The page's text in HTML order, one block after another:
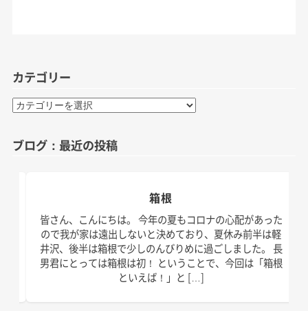
カテゴリー
カ
リ
ブログ：最近の投稿
箱根
皆さん、こんにちは。 今年の夏もコロナの心配があった
ので我が家は遠出しないと決めており、夏休み前半は軽
井沢、後半は箱根で少しのんびりめに過ごしました。 長
男君にとっては箱根は初！ ということで、今回は「箱根
といえば！」と […]